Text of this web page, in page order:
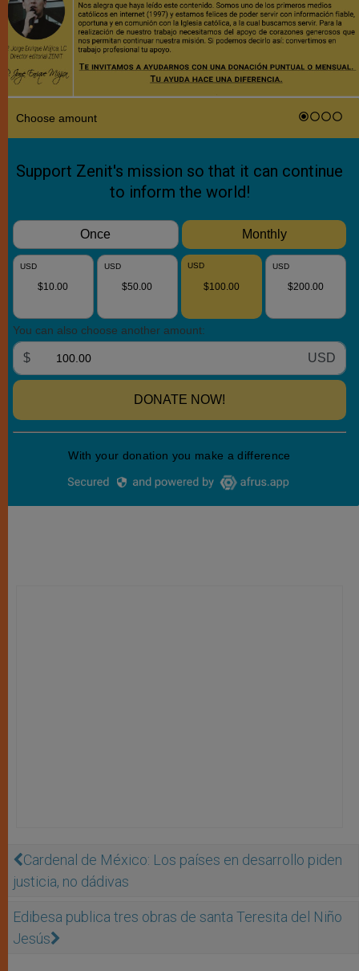
Cardenal de México: Los países en desarrollo piden
justicia, no dádivas
Edibesa publica tres obras de santa Teresita del Niño
Jesús